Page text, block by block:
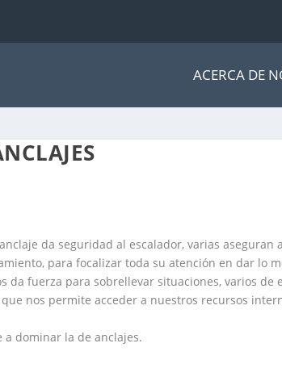
ACERCA DE
da seguridad al escalador, varias aseguran
para focalizar toda su atención en dar lo
da fuerza para sobrellevar situaciones, varios de
nos permite acceder a nuestros recursos
a dominar la de anclajes.